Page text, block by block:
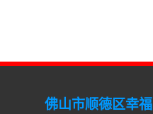
佛山市顺德区幸